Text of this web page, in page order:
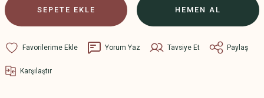
SEPETE EKLE HEMEN AL
Yorum Yaz Tavsiye Et Paylaş
Karşılaştır